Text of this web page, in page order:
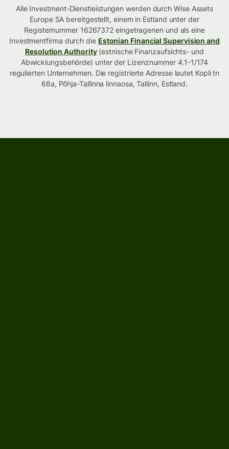
Alle Investment-Dienstleistungen werden durch Wise Assets
Europe SA bereitgestellt, einem in Estland unter der
Registernummer 16267372 eingetragenen und als eine
Investmentfirma durch die Estonian Financial Supervision and
Resolution Authority(estnische Finanzaufsichts- und
Abwicklungsbehörde) unter der Lizenznummer 4.1-1/174
regulierten Unternehmen. Die registrierte Adresse lautet Kopli tn
68a, Põhja-Tallinna linnaosa, Tallinn, Estland.